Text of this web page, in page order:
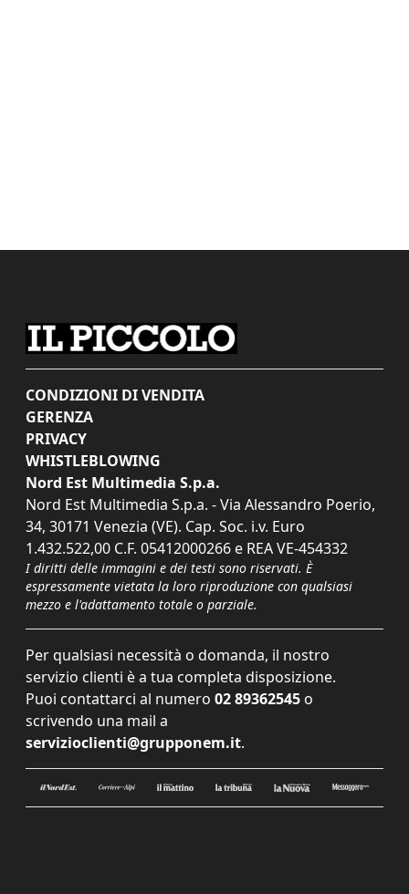
CONDIZIONI DI VENDITA
GERENZA
PRIVACY
WHISTLEBLOWING
Nord Est Multimedia S.p.a.
Nord Est Multimedia S.p.a. - Via Alessandro Poerio,
34, 30171 Venezia (VE). Cap. Soc. i.v. Euro
1.432.522,00 C.F. 05412000266 e REA VE-454332
I diritti delle immagini e dei testi sono riservati. È
espressamente vietata la loro riproduzione con qualsiasi
mezzo e l'adattamento totale o parziale.
Per qualsiasi necessità o domanda, il nostro
servizio clienti è a tua completa disposizione.
Puoi contattarci al numero 02 89362545 o
scrivendo una mail a
servizioclienti@grupponem.it.